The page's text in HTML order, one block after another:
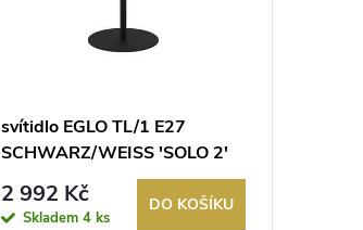
svítidlo EGLO TL/1 E27
SCHWARZ/WEISS 'SOLO 2'
2 992 Kč
Skladem 4 ks
DO KOŠÍKU